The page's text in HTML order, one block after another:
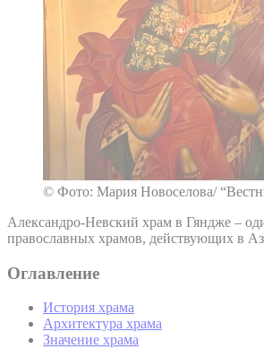
© Фото: Мария Новоселова/
Александро-Невский храм в Гяндже –
православных храмов, действующих в
Оглавление
История храма
Архитектура храма
Значение храма